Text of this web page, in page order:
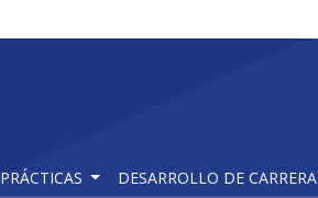
PRÁCTICAS DESARROLLO DE CARRERA